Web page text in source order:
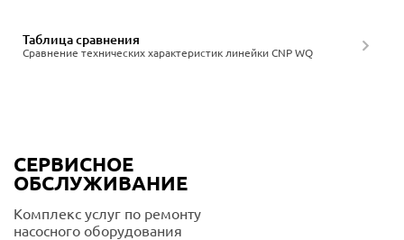
Сравнение технических характеристик линейки CNP WQ
Таблица сравнения
СЕРВИСНОЕ
ОБСЛУЖИВАНИЕ
Комплекс услуг по ремонту
насосного оборудования